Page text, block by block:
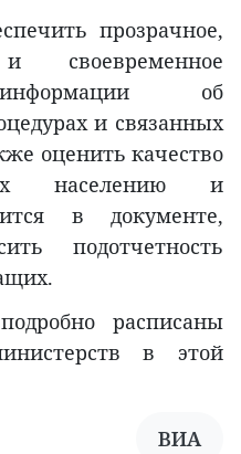
прозрачное,
информации об
и связанных
оценить качество
населению и
в документе,
подотчетность
расписаны
в этой
ВИА